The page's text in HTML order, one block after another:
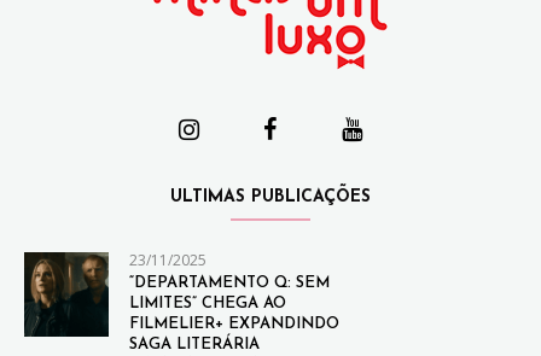
ULTIMAS PUBLICAÇÕES
23/11/2025
“DEPARTAMENTO Q: SEM
LIMITES” CHEGA AO
FILMELIER+ EXPANDINDO
SAGA LITERÁRIA